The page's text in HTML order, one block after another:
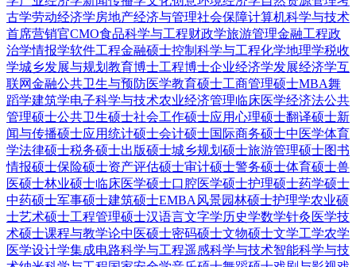
古学劳动经济学房地产经济与管理社会保障计算机科学与技术
首席营销官CMO食品科学与工程财政学旅游管理金融工程政
治学情报学软件工程金融硕士控制科学与工程化学地理学税收
学城乡发展与规划 教育博士工程博士企业经济学发展经济学互
联网金融公共卫生与预防医学教育硕士工商管理硕士MBA舞
蹈学建筑学电子科学与技术农业经济管理临床医学经济法公共
管理硕士公共卫生硕士社会工作硕士应用心理硕士翻译硕士新
闻与传播硕士应用统计硕士会计硕士国际商务硕士中医学体育
学法律硕士税务硕士出版硕士城乡规划硕士旅游管理硕士图书
情报硕士保险硕士资产评估硕士审计硕士警务硕士体育硕士兽
医硕士林业硕士临床医学硕士口腔医学硕士护理硕士药学硕士
中药硕士军事硕士建筑硕士EMBA 风景园林硕士护理学农业硕
士艺术硕士工程管理硕士汉语言文字学历史学数学针灸 医学技
术硕士课程与教学论中医硕士密码硕士文物硕士文学工学农学
医学设计学集成电路科学与工程遥感科学与技术智能科学与技